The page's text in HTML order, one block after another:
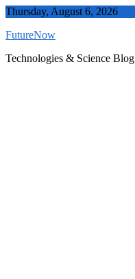
Skip
content
Thursday, August 6, 2026
FutureNow
Technologies & Science Blog